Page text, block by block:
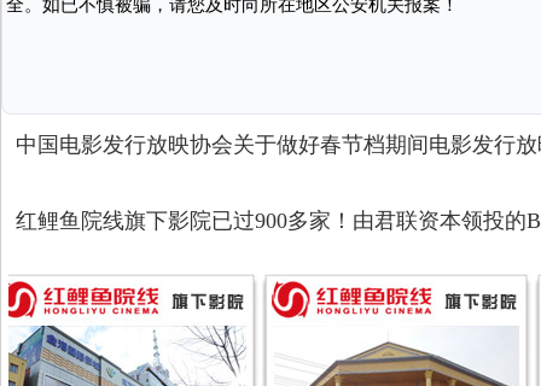
中国电影发行放映协会关于做好春节档期间电影发行
红鲤鱼院线旗下影院已过900多家！由君联资本领投的